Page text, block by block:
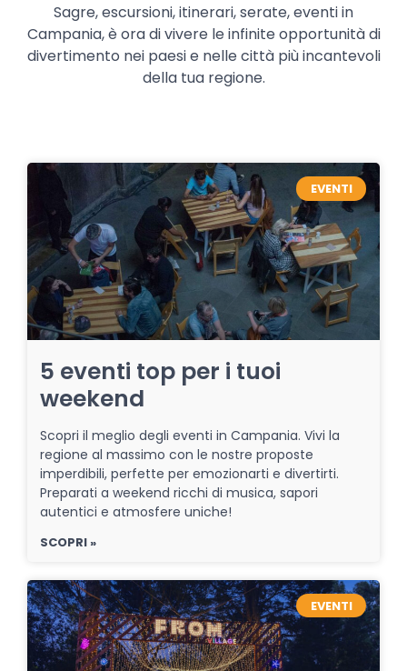
Sagre, escursioni, itinerari, serate, eventi in
Campania, è ora di vivere le infinite opportunità di
divertimento nei paesi e nelle città più incantevoli
della tua regione.
EVENTI
5 eventi top per i tuoi
weekend
Scopri il meglio degli eventi in Campania. Vivi la
regione al massimo con le nostre proposte
imperdibili, perfette per emozionarti e divertirti.
Preparati a weekend ricchi di musica, sapori
autentici e atmosfere uniche!
SCOPRI »
EVENTI